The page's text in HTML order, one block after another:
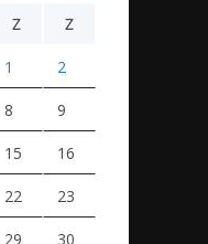
Z Z
1 2
8 9
15 16
22 23
29 30